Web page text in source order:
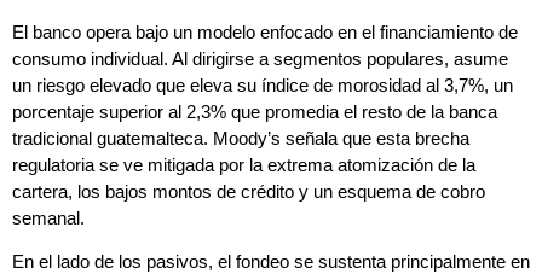
El banco opera bajo un modelo enfocado en el financiamiento de
consumo individual. Al dirigirse a segmentos populares, asume
un riesgo elevado que eleva su índice de morosidad al 3,7%, un
porcentaje superior al 2,3% que promedia el resto de la banca
tradicional guatemalteca. Moody’s señala que esta brecha
regulatoria se ve mitigada por la extrema atomización de la
cartera, los bajos montos de crédito y un esquema de cobro
semanal.
En el lado de los pasivos, el fondeo se sustenta principalmente en